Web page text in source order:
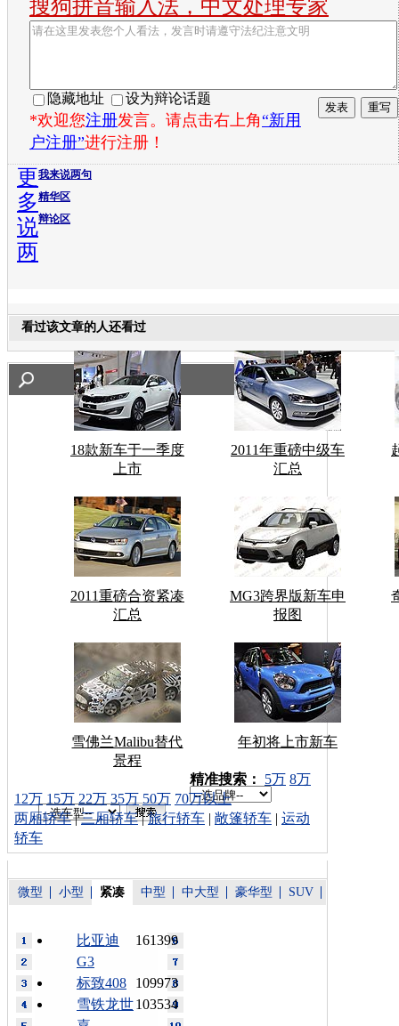
搜狗拼音输入法，中文处理专家
隐藏地址 设为辩论话题
*欢迎您注册发言。请点击右上角“新用
户注册”进行注册！
我来说两句
精华区
辩论区
更
多
说
两
看过该文章的人还看过
18款新车于一季度
上市
2011年重磅中级车
汇总
2011重磅合资紧凑
汇总
MG3跨界版新车申
报图
雪佛兰Malibu替代
景程
年初将上市新车
车型搜索：
精准搜索： 5万 8万
12万 15万 22万 35万 50万 70万以上
两厢轿车|三厢轿车|旅行轿车 | 敞篷轿车 | 运动
轿车
微型 小型 紧凑 中型 中大型 豪华型 SUV
161399
比亚迪
G3
109973
标致408
103534
雪铁龙世